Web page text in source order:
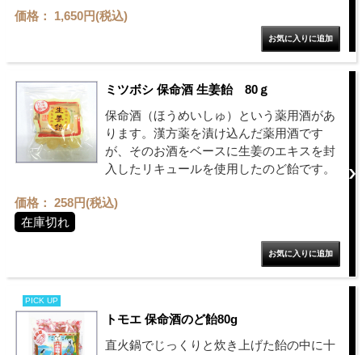
価格： 1,650円(税込)
ミツボシ 保命酒 生姜飴 80ｇ
保命酒（ほうめいしゅ）という薬用酒があ
ります。漢方薬を漬け込んだ薬用酒です
が、そのお酒をベースに生姜のエキスを封
入したリキュールを使用したのど飴です。
価格： 258円(税込)
在庫切れ
PICK UP
トモエ 保命酒のど飴80g
直火鍋でじっくりと炊き上げた飴の中に十